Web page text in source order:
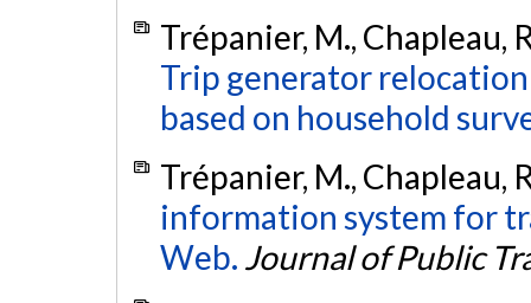
Trépanier, M., Chapleau,
Trip generator
based on household
Trépanier, M., Chapleau,
information system for
Web. Journal of Public